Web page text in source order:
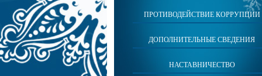
ПРОТИВОДЕЙСТВИЕ КОРРУПЦИИ
ДОПОЛНИТЕЛЬНЫЕ СВЕДЕНИЯ
НАСТАВНИЧЕСТВО